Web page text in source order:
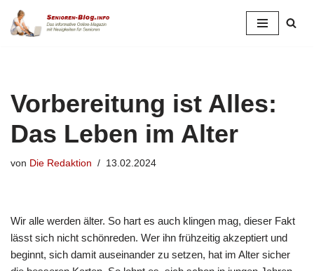
Zum
Vorbereitung ist Alles:
Das Leben im Alter
von Die Redaktion 13.02.2024
Wir alle werden älter. So hart es auch klingen mag, dieser Fakt
lässt sich nicht schönreden. Wer ihn frühzeitig akzeptiert und
beginnt, sich damit auseinander zu setzen, hat im Alter sicher